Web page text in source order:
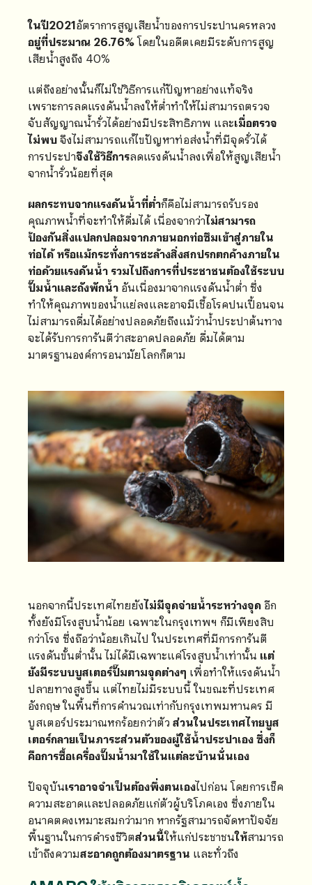
ในปี2021อัตราการสูญเสียน้ำของการประปานครหลวง
อยู่ที่ประมาณ 26.76%โดยในอดีตเคยมีระดับการสูญ
เสียน้ำสูงถึง 40%
แต่ถึงอย่างนั้นก็ไม่ใช่วิธีการแก้ปัญหาอย่างแท้จริง
เพราะการลดแรงดันน้ำลงให้ต่ำทำให้ไม่สามารถตรวจ
จับสัญญาณน้ำรั่วได้อย่างมีประสิทธิภาพ และเมื่อตรวจ
ไม่พบจึงไม่สามารถแก้ไขปัญหาท่อส่งน้ำที่มีจุดรั่วได้
การประปาจึงใช้วิธีการลดแรงดันน้ำลงเพื่อให้สูญเสียน้ำ
จากน้ำรั่วน้อยที่สุด
ผลกระทบจากแรงดันน้ำที่ต่ำก็คือไม่สามารถรับรอง
คุณภาพน้ำที่จะทำให้ดื่มได้ เนื่องจากว่าไม่สามารถ
ป้องกันสิ่งแปลกปลอมจากภายนอกท่อซึมเข้าสู่ภายใน
ท่อได้ หรือแม้กระทั่งการชะล้างสิ่งสกปรกตกค้างภายใน
ท่อด้วยแรงดันน้ำ รวมไปถึงการที่ประชาชนต้องใช้ระบบ
ปั๊มน้ำและถังพักน้ำ อันเนื่องมาจากแรงดันน้ำต่ำ ซึ่ง
ทำให้คุณภาพของน้ำแย่ลงและอาจมีเชื้อโรคปนเปื้อนจน
ไม่สามารถดื่มได้อย่างปลอดภัยถึงแม้ว่าน้ำประปาต้นทาง
จะได้รับการการันตีว่าสะอาดปลอดภัย ดื่มได้ตาม
มาตรฐานองค์การอนามัยโลกก็ตาม
นอกจากนี้ประเทศไทยยังไม่มีจุดจ่ายน้ำระหว่างจุดอีก
ทั้งยังมีโรงสูบน้ำน้อย เฉพาะในกรุงเทพฯ ก็มีเพียงสิบ
กว่าโรง ซึ่งถือว่าน้อยเกินไป ในประเทศที่มีการการันตี
แรงดันขั้นต่ำนั้น ไม่ได้มีเฉพาะแค่โรงสูบน้ำเท่านั้น แต่
ยังมีระบบบูสเตอร์ปั๊มตามจุดต่างๆ เพื่อทำให้แรงดันน้ำ
ปลายทางสูงขึ้น แต่ไทยไม่มีระบบนี้ ในขณะที่ประเทศ
อังกฤษ ในพื้นที่การคำนวณเท่ากับกรุงเทพมหานคร มี
บูสเตอร์ประมาณหกร้อยกว่าตัว ส่วนในประเทศไทยบูส
เตอร์กลายเป็นภาระส่วนตัวของผู้ใช้น้ำประปาเอง ซึ่งก็
คือการซื้อเครื่องปั๊มน้ำมาใช้ในแต่ละบ้านนั่นเอง
ปัจจุบันเราอาจจำเป็นต้องพึ่งตนเองไปก่อน โดยการเช็ค
ความสะอาดและปลอดภัยแก่ตัวผู้บริโภคเอง ซึ่งภายใน
อนาคตคงเหมาะสมกว่ามาก หากรัฐสามารถจัดหาปัจจัย
พื้นฐานในการดำรงชีวิตส่วนนี้ให้แก่ประชาชนให้สามารถ
เข้าถึงความสะอาดถูกต้องมาตรฐาน และทั่วถึง